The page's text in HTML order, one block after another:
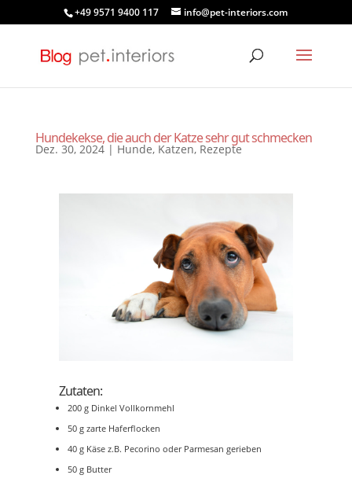
+49 9571 9400 117 info@pet-interiors.com
Hundekekse, die auch der Katze sehr gut schmecken
Dez. 30, 2024| Hunde, Katzen, Rezepte
Zutaten:
200 g Dinkel Vollkornmehl
50 g zarte Haferflocken
40 g Käse z.B. Pecorino oder Parmesan gerieben
50 g Butter